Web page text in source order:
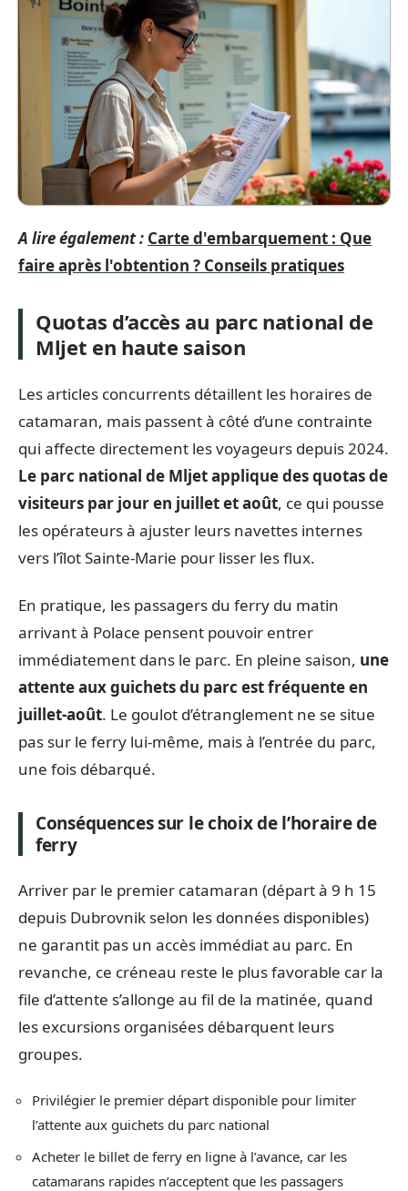
A lire également : Carte d'embarquement : Que
faire après l'obtention ? Conseils pratiques
Quotas d’accès au parc national de
Mljet en haute saison
Les articles concurrents détaillent les horaires de
catamaran, mais passent à côté d’une contrainte
qui affecte directement les voyageurs depuis 2024.
Le parc national de Mljet applique des quotas de
visiteurs par jour en juillet et août, ce qui pousse
les opérateurs à ajuster leurs navettes internes
vers l’îlot Sainte-Marie pour lisser les flux.
En pratique, les passagers du ferry du matin
arrivant à Polace pensent pouvoir entrer
immédiatement dans le parc. En pleine saison, une
attente aux guichets du parc est fréquente en
juillet-août. Le goulot d’étranglement ne se situe
pas sur le ferry lui-même, mais à l’entrée du parc,
une fois débarqué.
Conséquences sur le choix de l’horaire de
ferry
Arriver par le premier catamaran (départ à 9 h 15
depuis Dubrovnik selon les données disponibles)
ne garantit pas un accès immédiat au parc. En
revanche, ce créneau reste le plus favorable car la
file d’attente s’allonge au fil de la matinée, quand
les excursions organisées débarquent leurs
groupes.
Privilégier le premier départ disponible pour limiter
l’attente aux guichets du parc national
Acheter le billet de ferry en ligne à l’avance, car les
catamarans rapides n’acceptent que les passagers